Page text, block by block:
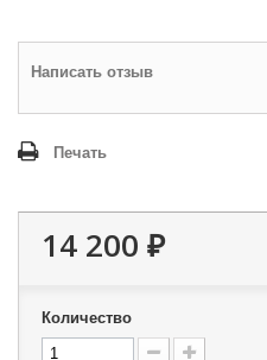
Написать отзыв
Печать
14 200 ₽
Количество